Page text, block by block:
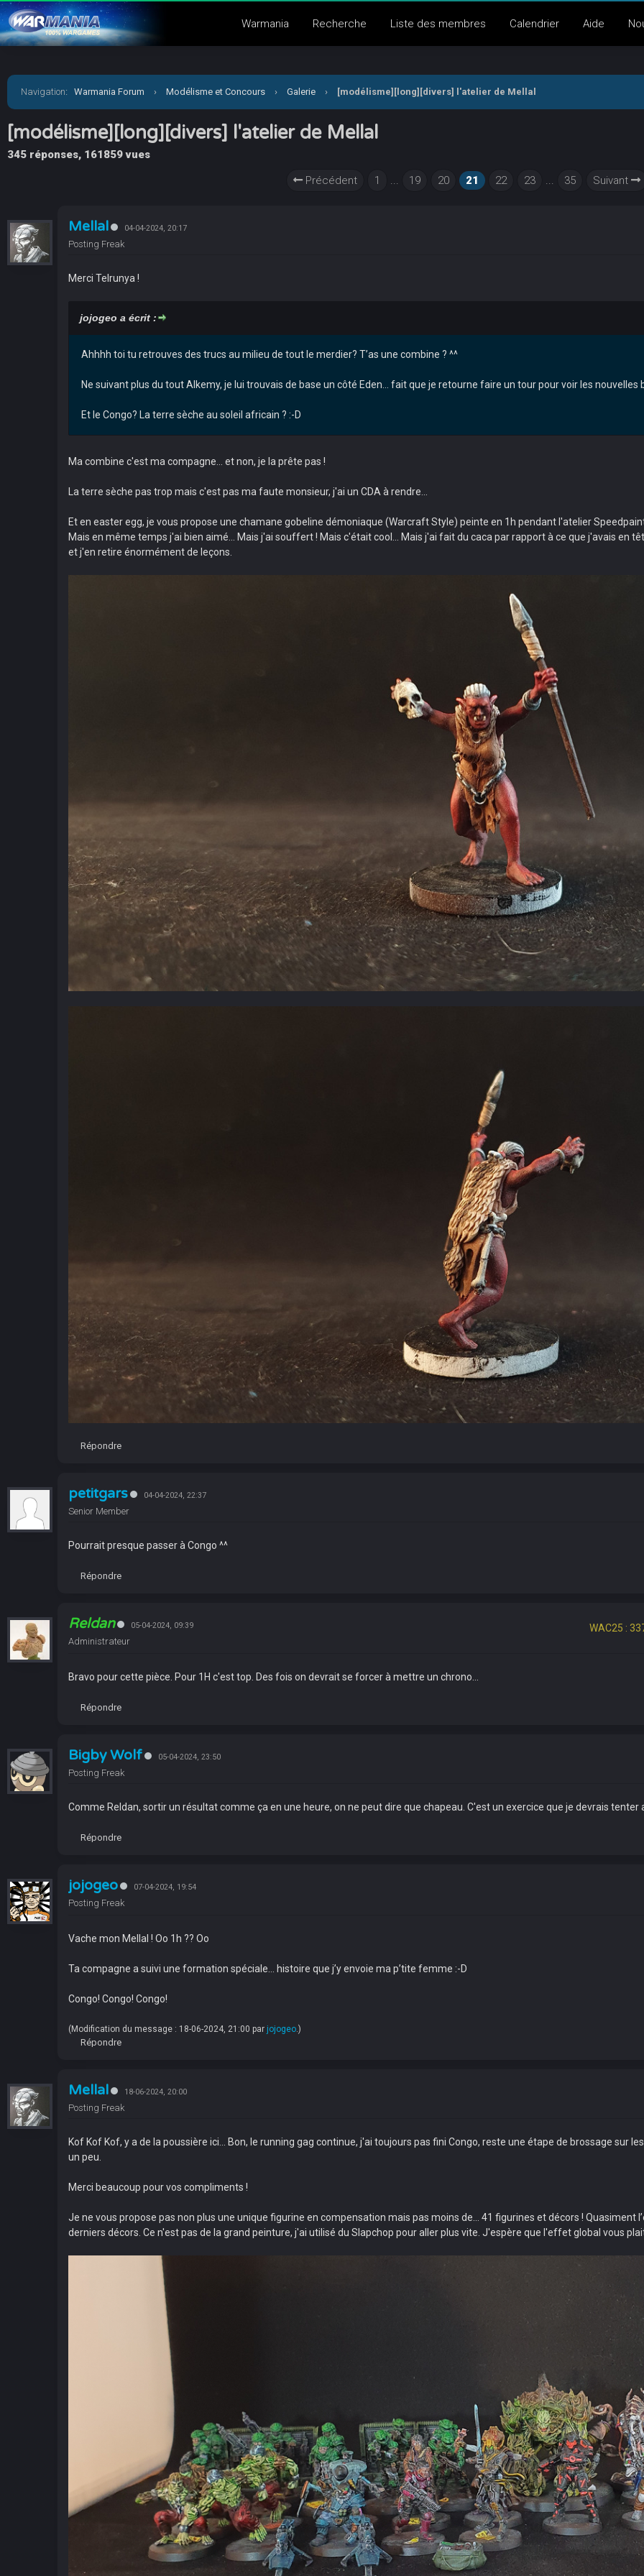
Warmania Recherche Liste des membres Calendrier Aide
Navigation: Warmania Forum › Modélisme et Concours › Galerie › [modélisme][long][divers] l'atelier de Mellal
[modélisme][long][divers] l'atelier de Mellal
345 réponses, 161859 vues
Précédent
1 ... 19 20 21 22 23 ... 35 Suivant
Mellal 04-04-2024, 20:17
Posting Freak
Merci Telrunya !
jojogeo a écrit :
Ahhhh toi tu retrouves des trucs au milieu de tout le merdier? T’as une combine ? ^^
Ne suivant plus du tout Alkemy, je lui trouvais de base un côté Eden… fait que je retourne faire un tour pour voir les nouvelles
Et le Congo? La terre sèche au soleil africain ? :-D
Ma combine c'est ma compagne... et non, je la prête pas !
La terre sèche pas trop mais c'est pas ma faute monsieur, j'ai un CDA à rendre...
Et en easter egg, je vous propose une chamane gobeline démoniaque (Warcraft Style) peinte en 1h pendant l'atelier
Mais en même temps j'ai bien aimé... Mais j'ai souffert ! Mais c'était cool... Mais j'ai fait du caca par rapport à ce que j'avais en
et j'en retire énormément de leçons.
Répondre
petitgars 04-04-2024, 22:37
Senior Member
Pourrait presque passer à Congo ^^
Répondre
Reldan 05-04-2024, 09:39
Administrateur
WAC25 :
Bravo pour cette pièce. Pour 1H c'est top. Des fois on devrait se forcer à mettre un chrono...
Répondre
Bigby Wolf 05-04-2024, 23:50
Posting Freak
Comme Reldan, sortir un résultat comme ça en une heure, on ne peut dire que chapeau. C'est un exercice que je devrais tenter
Répondre
jojogeo 07-04-2024, 19:54
Posting Freak
Vache mon Mellal ! Oo 1h ?? Oo
Ta compagne a suivi une formation spéciale… histoire que j’y envoie ma p’tite femme :-D
Congo! Congo! Congo!
(Modification du message : 18-06-2024, 21:00 par jojogeo.)
Répondre
Mellal 18-06-2024, 20:00
Posting Freak
Kof Kof Kof, y a de la poussière ici... Bon, le running gag continue, j'ai toujours pas fini Congo, reste une étape de brossage sur
un peu.
Merci beaucoup pour vos compliments !
Je ne vous propose pas non plus une unique figurine en compensation mais pas moins de... 41 figurines et décors ! Quasiment
derniers décors. Ce n'est pas de la grand peinture, j'ai utilisé du Slapchop pour aller plus vite. J'espère que l'effet global vous